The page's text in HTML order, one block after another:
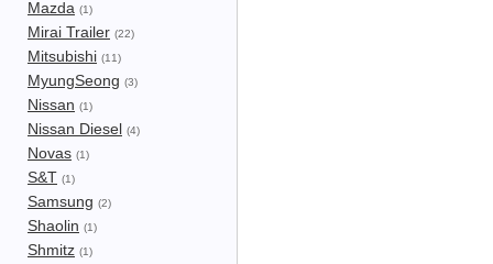
Mazda (1)
Mirai Trailer (22)
Mitsubishi (11)
MyungSeong (3)
Nissan (1)
Nissan Diesel (4)
Novas (1)
S&T (1)
Samsung (2)
Shaolin (1)
Shmitz (1)